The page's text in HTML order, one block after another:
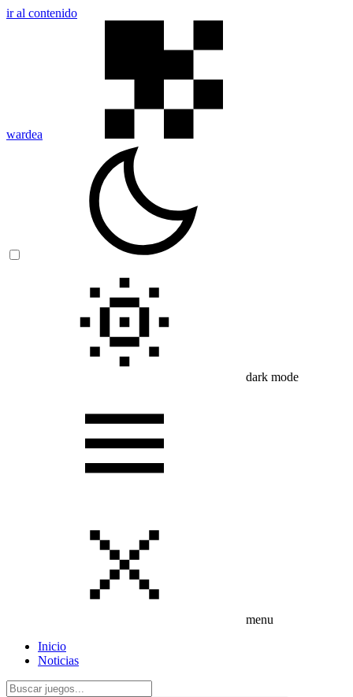
ir al contenido
wardea
dark mode
menu
Inicio
Noticias